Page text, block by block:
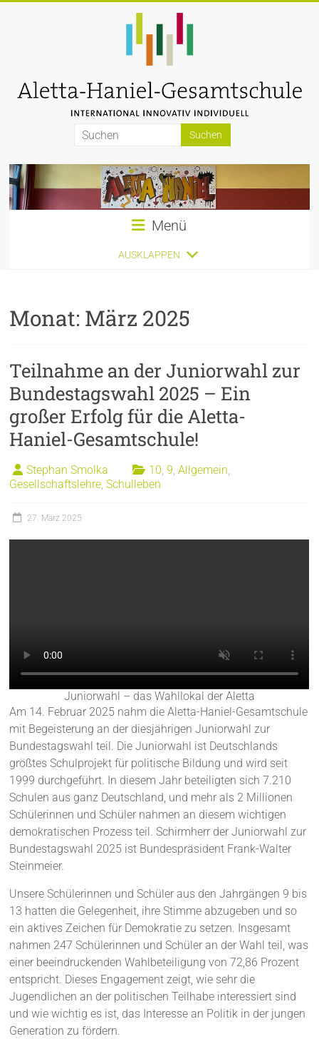
Aletta-
Haniel-
Gesamtschule
Menü
AUSKLAPPEN
Monat: März 2025
Teilnahme an der Juniorwahl zur
Bundestagswahl 2025 – Ein
großer Erfolg für die Aletta-
Haniel-Gesamtschule!
Stephan Smolka 10,9,Allgemein,
Gesellschaftslehre,Schulleben
27. März 2025
Juniorwahl – das Wahllokal der Aletta
Am 14. Februar 2025 nahm die Aletta-Haniel-Gesamtschule
mit Begeisterung an der diesjährigen Juniorwahl zur
Bundestagswahl teil. Die Juniorwahl ist Deutschlands
größtes Schulprojekt für politische Bildung und wird seit
1999 durchgeführt. In diesem Jahr beteiligten sich 7.210
Schulen aus ganz Deutschland, und mehr als 2 Millionen
Schülerinnen und Schüler nahmen an diesem wichtigen
demokratischen Prozess teil. Schirmherr der Juniorwahl zur
Bundestagswahl 2025 ist Bundespräsident Frank-Walter
Steinmeier.
Unsere Schülerinnen und Schüler aus den Jahrgängen 9 bis
13 hatten die Gelegenheit, ihre Stimme abzugeben und so
ein aktives Zeichen für Demokratie zu setzen. Insgesamt
nahmen 247 Schülerinnen und Schüler an der Wahl teil, was
einer beeindruckenden Wahlbeteiligung von 72,86 Prozent
entspricht. Dieses Engagement zeigt, wie sehr die
Jugendlichen an der politischen Teilhabe interessiert sind
und wie wichtig es ist, das Interesse an Politik in der jungen
Generation zu fördern.